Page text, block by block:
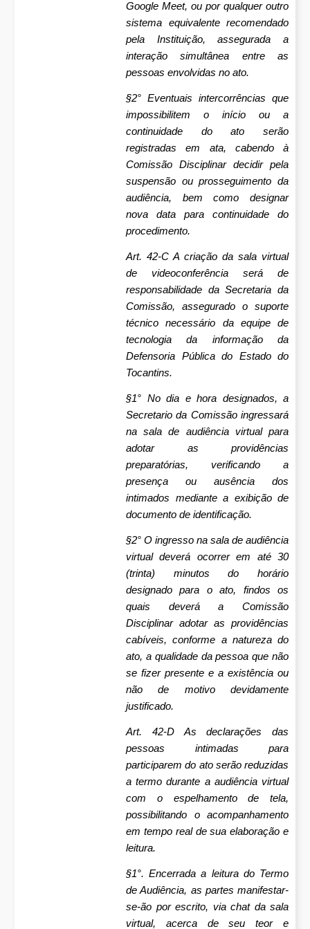
Google Meet, ou por qualquer outro
sistema equivalente recomendado
pela Instituição, assegurada a
interação simultânea entre as
pessoas envolvidas no ato.
§2° Eventuais intercorrências que
impossibilitem o início ou a
continuidade do ato serão
registradas em ata, cabendo à
Comissão Disciplinar decidir pela
suspensão ou prosseguimento da
audiência, bem como designar
nova data para continuidade do
procedimento.
Art. 42-C A criação da sala virtual
de videoconferência será de
responsabilidade da Secretaria da
Comissão, assegurado o suporte
técnico necessário da equipe de
tecnologia da informação da
Defensoria Pública do Estado do
Tocantins.
§1° No dia e hora designados, a
Secretario da Comissão ingressará
na sala de audiência virtual para
adotar as providências
preparatórias, verificando a
presença ou ausência dos
intimados mediante a exibição de
documento de identificação.
§2° O ingresso na sala de audiência
virtual deverá ocorrer em até 30
(trinta) minutos do horário
designado para o ato, findos os
quais deverá a Comissão
Disciplinar adotar as providências
cabíveis, conforme a natureza do
ato, a qualidade da pessoa que não
se fizer presente e a existência ou
não de motivo devidamente
justificado.
Art. 42-D As declarações das
pessoas intimadas para
participarem do ato serão reduzidas
a termo durante a audiência virtual
com o espelhamento de tela,
possibilitando o acompanhamento
em tempo real de sua elaboração e
leitura.
§1°. Encerrada a leitura do Termo
de Audiência, as partes manifestar-
se-ão por escrito, via chat da sala
virtual, acerca de seu teor e